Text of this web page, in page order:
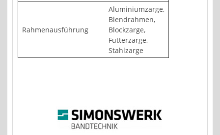
Rahmenausführung
Aluminiumzarge,
Blendrahmen,
Blockzarge,
Futterzarge,
Stahlzarge